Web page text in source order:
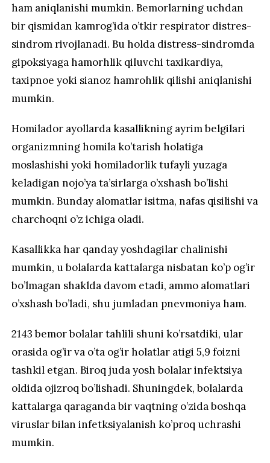
ham aniqlanishi mumkin. Bemorlarning uchdan
bir qismidan kamrog’ida o’tkir respirator distres-
sindrom rivojlanadi. Bu holda distress-sindromda
gipoksiyaga hamorhlik qiluvchi taxikardiya,
taxipnoe yoki sianoz hamrohlik qilishi aniqlanishi
mumkin.
Homilador ayollarda kasallikning ayrim belgilari
organizmning homila ko’tarish holatiga
moslashishi yoki homiladorlik tufayli yuzaga
keladigan nojo’ya ta’sirlarga o’xshash bo’lishi
mumkin. Bunday alomatlar isitma, nafas qisilishi va
charchoqni o’z ichiga oladi.
Kasallikka har qanday yoshdagilar chalinishi
mumkin, u bolalarda kattalarga nisbatan ko’p og’ir
bo’lmagan shaklda davom etadi, ammo alomatlari
o’xshash bo’ladi, shu jumladan pnevmoniya ham.
2143 bemor bolalar tahlili shuni ko’rsatdiki, ular
orasida og’ir va o’ta og’ir holatlar atigi 5,9 foizni
tashkil etgan. Biroq juda yosh bolalar infektsiya
oldida ojizroq bo’lishadi. Shuningdek, bolalarda
kattalarga qaraganda bir vaqtning o’zida boshqa
viruslar bilan infetksiyalanish ko’proq uchrashi
mumkin.